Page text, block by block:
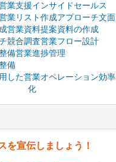
業支援インサイドセールス
業リスト作成アプローチ文面
営業資料提案資料の作成
競合調査営業フロー設計
備営業進捗管理
備
した営業オペレーション効率
化
を宣伝しましょう！